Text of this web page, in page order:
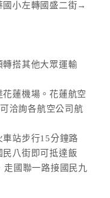
小左轉國盛二街→
轉搭其他大眾運輸
蓮機場。花蓮航空
洽詢各航空公司航
車站步行15分鐘路
八街即可抵達飯
走國聯一路接國民九